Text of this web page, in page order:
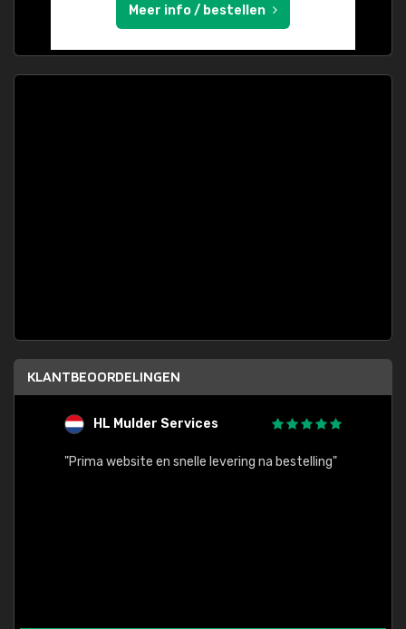
Meer info / bestellen
KLANTBEOORDELINGEN
HL Mulder Services
"Prima website en snelle levering na bestelling"